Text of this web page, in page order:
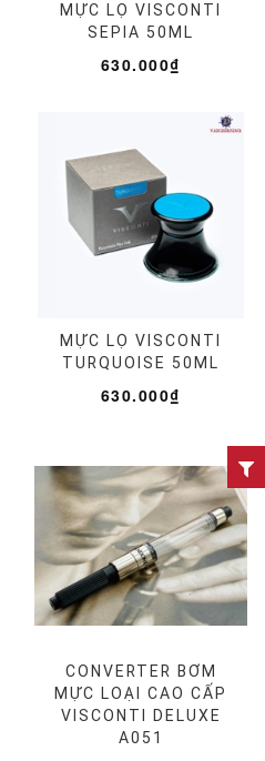
MỰC LỌ VISCONTI
SEPIA 50ML
630.000₫
MỰC LỌ VISCONTI
TURQUOISE 50ML
630.000₫
CONVERTER BƠM
MỰC LOẠI CAO CẤP
VISCONTI DELUXE
A051